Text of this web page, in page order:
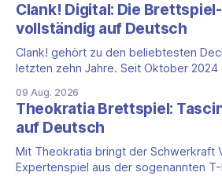
Clank! Digital: Die
vollständig auf Deutsch
Clank! gehört zu den beliebtesten
letzten zehn Jahre. Seit Oktober
für die DACH-Region: Clank! Digital
lokalisiert, Benutzeroberfläche,
Untertitel inklusive. Was steckt hinter Clank!? Clank!: A
Deck-
09 Aug. 2026
Theokratia Brettspiel:
auf Deutsch
Mit Theokratia bringt der Schwerkraft
Expertenspiel aus der sogenannten